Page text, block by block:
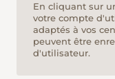
En cliquant sur
votre compte
adaptés à vos
peuvent être
d'utilisateur.